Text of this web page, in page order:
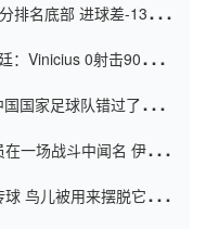
排名底部 进球差-13令人
：Vinicius 0射击90分钟
国家足球队错过了世界
一场战斗中闻名 伊万放
鸟儿被用来摆脱它